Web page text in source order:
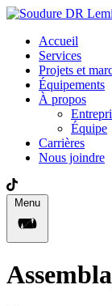
Accueil
Services
Projets et
Équipements
À propos
Équipe
Carrières
Nous joindre
Menu